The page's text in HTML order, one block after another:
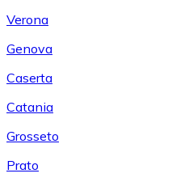
Verona
Genova
Caserta
Catania
Grosseto
Prato